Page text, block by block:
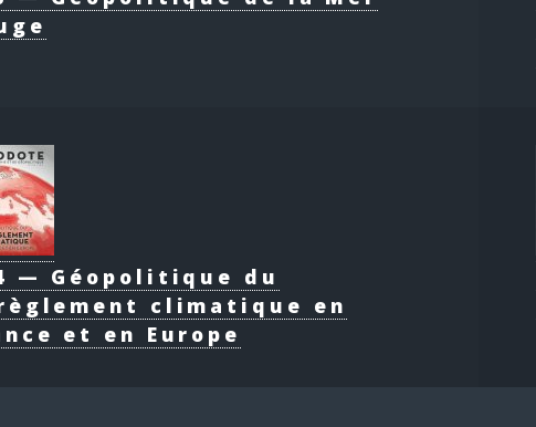
— Géopolitique du
climatique en
et en Europe